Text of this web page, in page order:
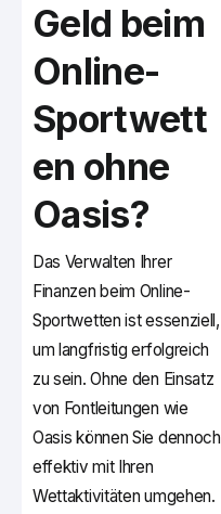
Geld beim
Online-
Sportwett
en ohne
Oasis?
Das Verwalten Ihrer
Finanzen beim Online-
Sportwetten ist essenziell,
um langfristig erfolgreich
zu sein. Ohne den Einsatz
von Fontleitungen wie
Oasis können Sie dennoch
effektiv mit Ihren
Wettaktivitäten umgehen.